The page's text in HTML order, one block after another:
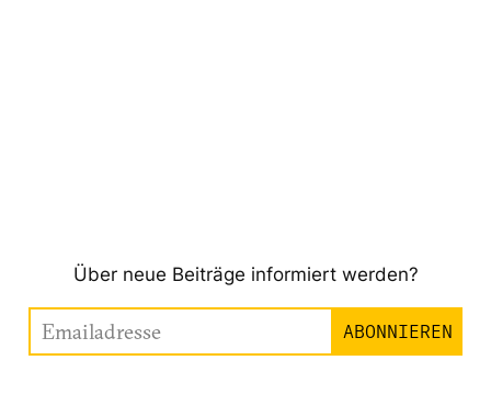
Über neue Beiträge informiert werden?
Emailadresse
ABONNIEREN